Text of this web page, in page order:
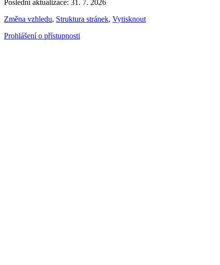
Poslední aktualizace: 31. 7. 2026
Změna vzhledu, Struktura stránek, Vytisknout
Prohlášení o přístupnosti